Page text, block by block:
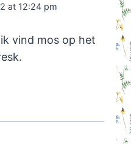
at 12:24 pm
vind mos op het